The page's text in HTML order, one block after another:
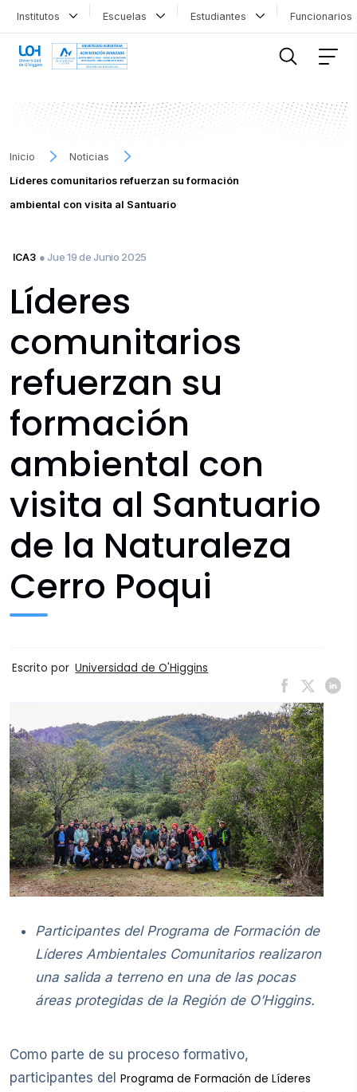
Institutos Escuelas Estudiantes
Inicio
Noticias
Líderes comunitarios refuerzan su formación
ambiental con visita al Santuario
ICA3 ● Jue 19 de Junio 2025
Líderes
comunitarios
refuerzan su
formación
ambiental con
visita al Santuario
de la Naturaleza
Cerro Poqui
Escrito por Universidad de O'Higgins
Participantes del Programa de Formación de
Líderes Ambientales Comunitarios realizaron
una salida a terreno en una de las pocas
áreas protegidas de la Región de O’Higgins.
Como parte de su proceso formativo,
participantes del Programa de Formación de Líderes